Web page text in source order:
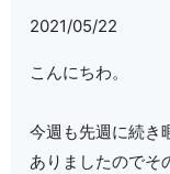
2021/05/22
こんにちわ。
今週も先週に続き
ありましたのでそ